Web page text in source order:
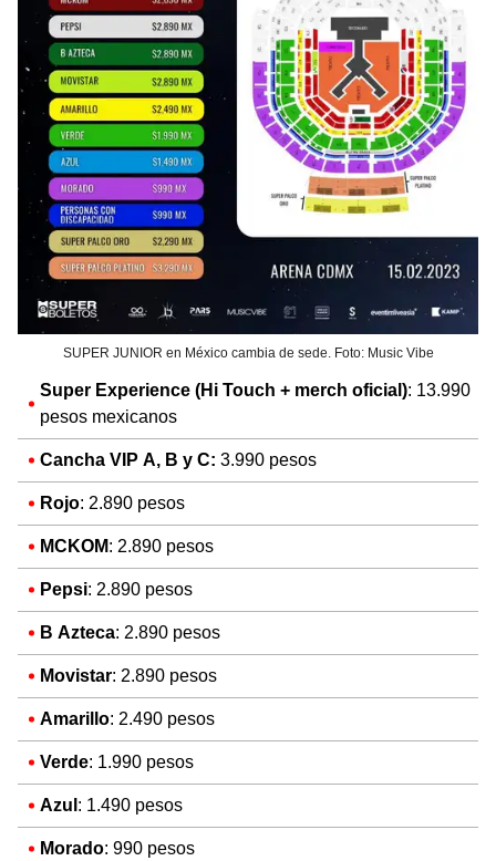
SUPER JUNIOR en México cambia de sede. Foto: Music Vibe
Super Experience (Hi Touch + merch oficial): 13.990
pesos mexicanos
Cancha VIP A, B y C: 3.990 pesos
Rojo: 2.890 pesos
MCKOM: 2.890 pesos
Pepsi: 2.890 pesos
B Azteca: 2.890 pesos
Movistar: 2.890 pesos
Amarillo: 2.490 pesos
Verde: 1.990 pesos
Azul: 1.490 pesos
Morado: 990 pesos